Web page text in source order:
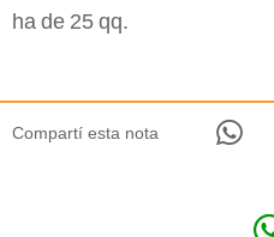
ha de 25 qq.
Compartí esta nota